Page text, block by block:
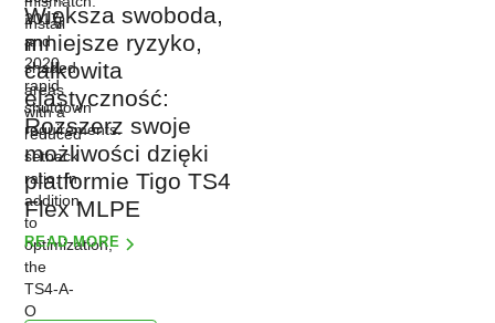
Większa swoboda,
mniejsze ryzyko,
całkowita
elastyczność:
Rozszerz swoje
możliwości dzięki
platformie Tigo TS4
Flex MLPE
READ MORE